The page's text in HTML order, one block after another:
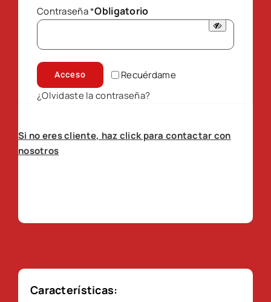
Contraseña*Obligatorio
Recuérdame
Acceso
¿Olvidaste la contraseña?
Si no eres cliente, haz click para contactar con
nosotros
Características: